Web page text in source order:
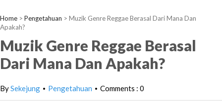
Home > Pengetahuan > Muzik Genre Reggae Berasal Dari Mana Dan
Apakah?
Muzik Genre Reggae Berasal
Dari Mana Dan Apakah?
BySekejung • Pengetahuan • Comments : 0